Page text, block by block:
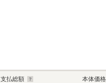
支払総額
本体価格